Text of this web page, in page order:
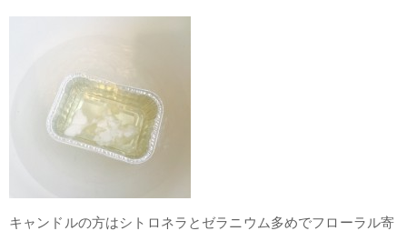
キャンドルの方はシトロネラとゼラニウム多めでフローラル寄